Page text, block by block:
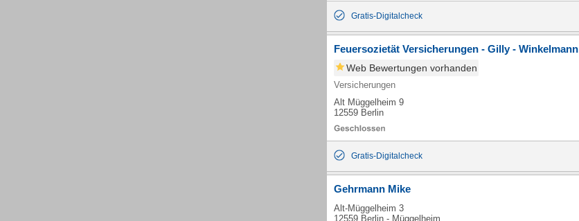
Gratis-Digitalcheck
Feuersozietät Versicherungen - Gilly - Winkelmann
Web Bewertungen vorhanden
Versicherungen
Alt Müggelheim 9
12559 Berlin
Gratis-Digitalcheck
Gehrmann Mike
Alt-Müggelheim 3
12559 Berlin - Müggelheim